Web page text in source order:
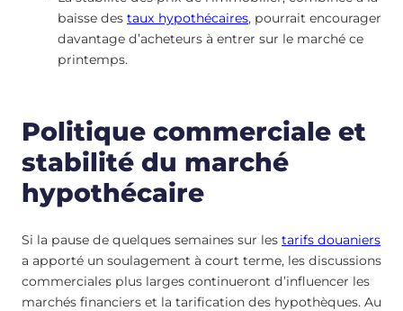
baisse des taux hypothécaires, pourrait encourager
davantage d’acheteurs à entrer sur le marché ce
printemps.
Politique commerciale et
stabilité du marché
hypothécaire
Si la pause de quelques semaines sur les tarifs douaniers
a apporté un soulagement à court terme, les discussions
commerciales plus larges continueront d’influencer les
marchés financiers et la tarification des hypothèques. Au